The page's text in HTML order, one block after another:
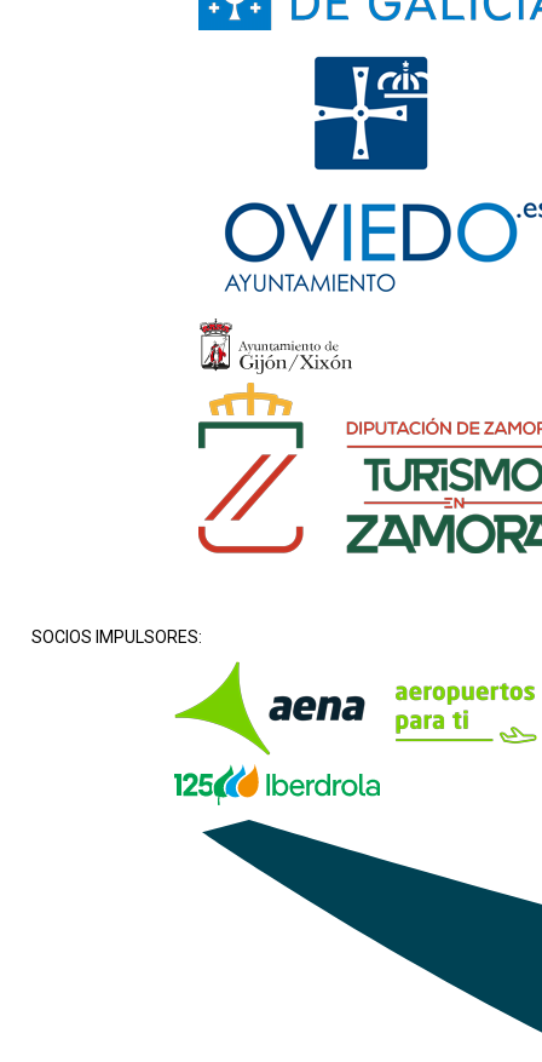
SOCIOS IMPULSORES: